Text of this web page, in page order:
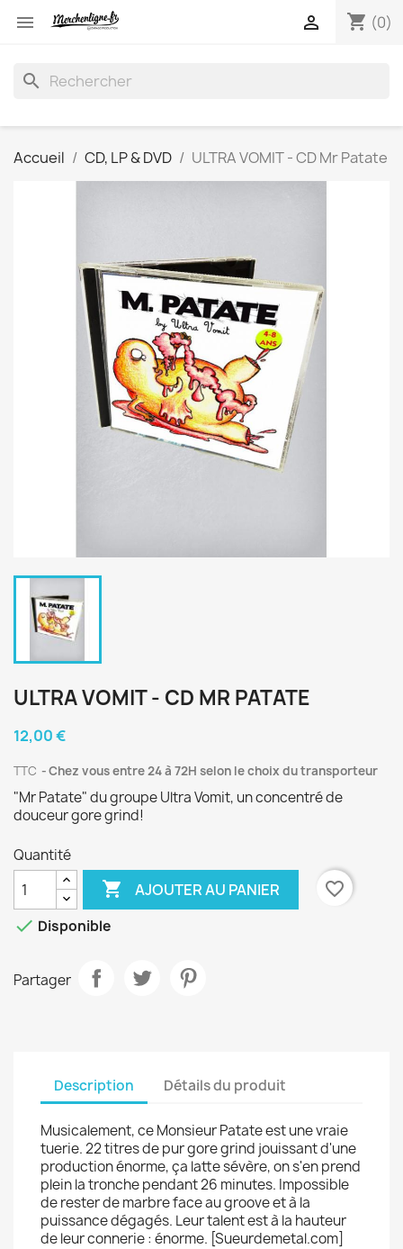
 shopping_cart (0)

search
Accueil CD, LP & DVD ULTRA VOMIT - CD Mr Patate
ULTRA VOMIT - CD MR PATATE
12,00 €
TTC Chez vous entre 24 à 72H selon le choix du transporteur
"Mr Patate" du groupe Ultra Vomit, un concentré de
douceur gore grind!
Quantité
 AJOUTER AU PANIER
favorite_border
 Disponible
Partager
Description Détails du produit
Musicalement, ce Monsieur Patate est une vraie
tuerie. 22 titres de pur gore grind jouissant d'une
production énorme, ça latte sévère, on s'en prend
plein la tronche pendant 26 minutes. Impossible
de rester de marbre face au groove et à la
puissance dégagés. Leur talent est à la hauteur
de leur connerie : énorme. [Sueurdemetal.com]